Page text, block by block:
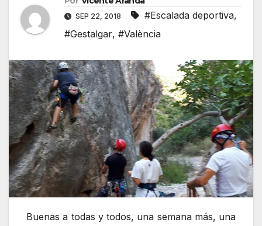
SEP 22, 2018 #Escalada deportiva,
#Gestalgar, #València
Buenas a todas y todos, una semana más, una